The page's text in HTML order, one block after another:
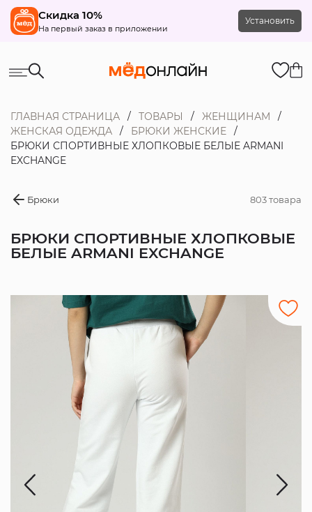
Скидка 10%
На первый заказ в приложении
Установить
ГЛАВНАЯ СТРАНИЦА ТОВАРЫ
ЖЕНЩИНАМ
ЖЕНСКАЯ ОДЕЖДА
БРЮКИ ЖЕНСКИЕ
БРЮКИ СПОРТИВНЫЕ ХЛОПКОВЫЕ БЕЛЫЕ ARMANI
EXCHANGE
Брюки 803 товара
БРЮКИ СПОРТИВНЫЕ ХЛОПКОВЫЕ
БЕЛЫЕ ARMANI EXCHANGE